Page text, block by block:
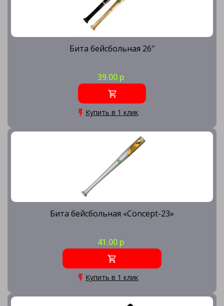
Бита бейсбольная 26″
39.00 р
Купить в 1 клик
Бита бейсбольная «Concept-23»
41.00 р
Купить в 1 клик